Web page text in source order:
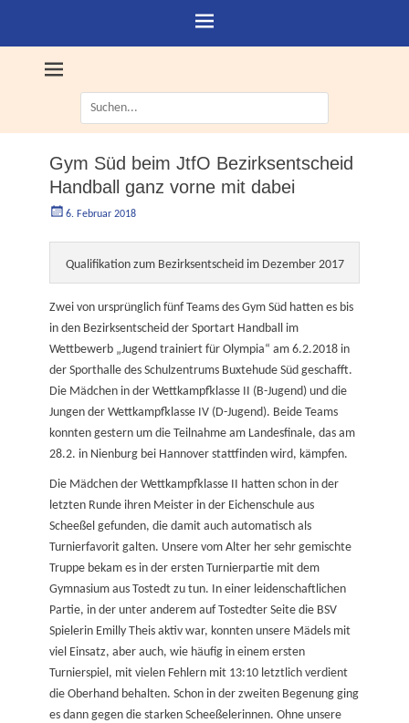
Suche
nach:
Gym Süd beim JtfO Bezirksentscheid
Handball ganz vorne mit dabei
Geschrieben
6. Februar 2018
Qualifikation zum Bezirksentscheid im Dezember 2017
Zwei von ursprünglich fünf Teams des Gym Süd hatten es bis
in den Bezirksentscheid der Sportart Handball im
Wettbewerb „Jugend trainiert für Olympia“ am 6.2.2018 in
der Sporthalle des Schulzentrums Buxtehude Süd geschafft.
Die Mädchen in der Wettkampfklasse II (B-Jugend) und die
Jungen der Wettkampfklasse IV (D-Jugend). Beide Teams
konnten gestern um die Teilnahme am Landesfinale, das am
28.2. in Nienburg bei Hannover stattfinden wird, kämpfen.
Die Mädchen der Wettkampfklasse II hatten schon in der
letzten Runde ihren Meister in der Eichenschule aus
Scheeßel gefunden, die damit auch automatisch als
Turnierfavorit galten. Unsere vom Alter her sehr gemischte
Truppe bekam es in der ersten Turnierpartie mit dem
Gymnasium aus Tostedt zu tun. In einer leidenschaftlichen
Partie, in der unter anderem auf Tostedter Seite die BSV
Spielerin Emilly Theis aktiv war, konnten unsere Mädels mit
viel Einsatz, aber auch, wie häufig in einem ersten
Turnierspiel, mit vielen Fehlern mit 13:10 letztlich verdient
die Oberhand behalten. Schon in der zweiten Begenung ging
es dann gegen die starken Scheeßelerinnen. Ohne unsere